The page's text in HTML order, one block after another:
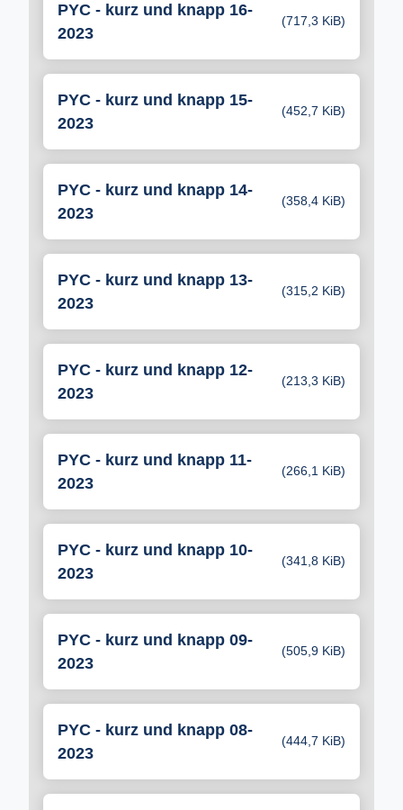
PYC - kurz und knapp 16-
2023
(717,3 KiB)
PYC - kurz und knapp 15-
2023
(452,7 KiB)
PYC - kurz und knapp 14-
2023
(358,4 KiB)
PYC - kurz und knapp 13-
2023
(315,2 KiB)
PYC - kurz und knapp 12-
2023
(213,3 KiB)
PYC - kurz und knapp 11-
2023
(266,1 KiB)
PYC - kurz und knapp 10-
2023
(341,8 KiB)
PYC - kurz und knapp 09-
2023
(505,9 KiB)
PYC - kurz und knapp 08-
2023
(444,7 KiB)